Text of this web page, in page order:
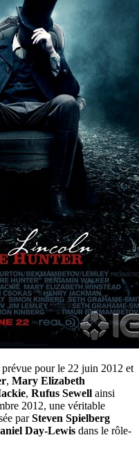
pour le 22 juin 2012 et
, Mary Elizabeth
, Rufus Sewell ainsi
2012, une véritable
parSteven Spielberg
Day-Lewis dans le rôle-